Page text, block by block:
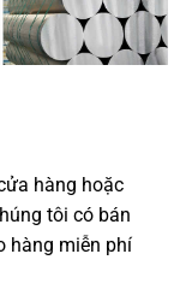
hàng hoặc
tôi có bán
hàng miễn phí